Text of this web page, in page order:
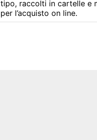
tipo, raccolti in cartelle e
per l’acquisto on line.